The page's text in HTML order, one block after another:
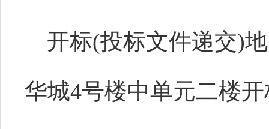
开标(投标文件递交)
华城4号楼中单元二楼